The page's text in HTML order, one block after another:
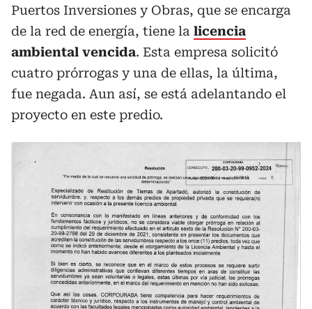
Puertos Inversiones y Obras, que se encarga
de la red de energía, tiene la licencia
ambiental vencida. Esta empresa solicitó
cuatro prórrogas y una de ellas, la última,
fue negada. Aun así, se está adelantando el
proyecto en este predio.